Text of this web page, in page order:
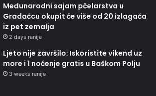
Međunarodni sajam pčelarstva u
Gradačcu okupit će više od 20 izlagača
iz pet zemalja
2 days ranije
Ljeto nije završilo: Iskoristite vikend uz
more i 1 noćenje gratis u Baškom Polju
3 weeks ranije